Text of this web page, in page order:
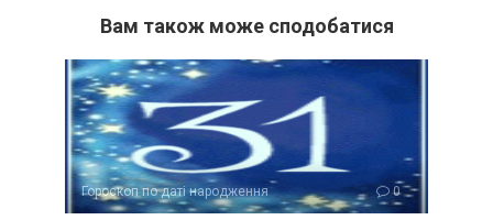
Вам також може сподобатися
Гороскоп по даті народження 0